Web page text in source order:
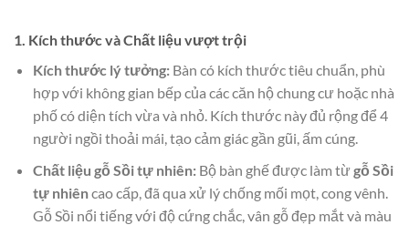
1. Kích thước và Chất liệu vượt trội
Kích thước lý tưởng:Bàn có kích thước tiêu chuẩn, phù
hợp với không gian bếp của các căn hộ chung cư hoặc nhà
phố có diện tích vừa và nhỏ. Kích thước này đủ rộng để 4
người ngồi thoải mái, tạo cảm giác gần gũi, ấm cúng.
Chất liệu gỗ Sồi tự nhiên:Bộ bàn ghế được làm từgỗ Sồi
tự nhiêncao cấp, đã qua xử lý chống mối mọt, cong vênh.
Gỗ Sồi nổi tiếng với độ cứng chắc, vân gỗ đẹp mắt và màu